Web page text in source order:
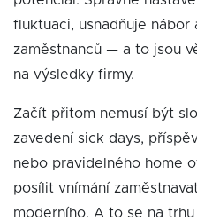
fluktuaci, usnadňuje nábor
zaměstnanců — a to jsou
na výsledky firmy.
Začít přitom nemusí být
zavedení sick days,
nebo pravidelného home
posílit vnímání
moderního. A to se na